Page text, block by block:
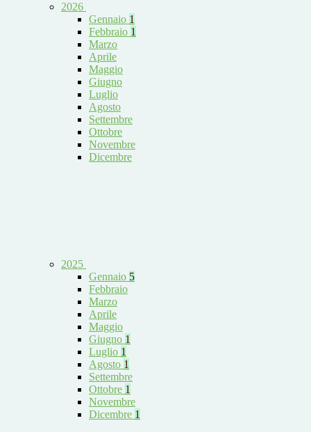
2026
Gennaio 1
Febbraio 1
Marzo
Aprile
Maggio
Giugno
Luglio
Agosto
Settembre
Ottobre
Novembre
Dicembre
2025
Gennaio 5
Febbraio
Marzo
Aprile
Maggio
Giugno 1
Luglio 1
Agosto 1
Settembre
Ottobre 1
Novembre
Dicembre 1